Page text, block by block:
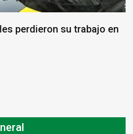
perdieron su trabajo en